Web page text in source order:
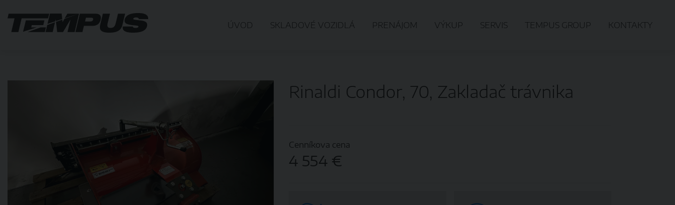
ÚVOD SKLADOVÉ VOZIDLÁ PRENÁJOM VÝKUP SERVIS TEMPUS GROUP KONTAKTY
Rinaldi Condor, 70, Zakladač trávnika
Cenníkova cena
4 554 €